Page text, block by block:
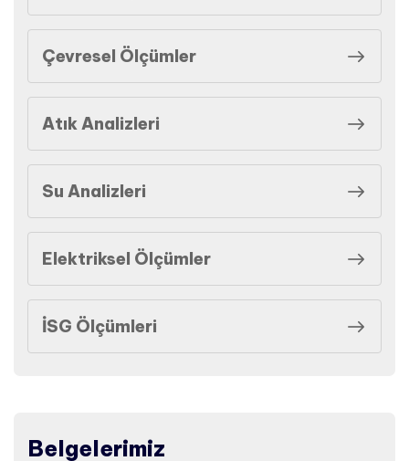
Çevresel Ölçümler
Atık Analizleri
Su Analizleri
Elektriksel Ölçümler
İSG Ölçümleri
Belgelerimiz